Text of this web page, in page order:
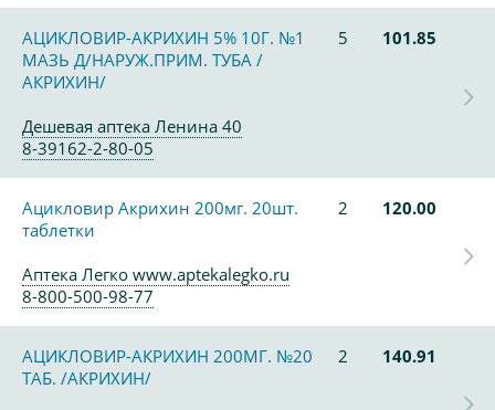
АЦИКЛОВИР-АКРИХИН 5% 10Г. №1
МАЗЬ Д/НАРУЖ.ПРИМ. ТУБА /
АКРИХИН/
5 101.85
Дешевая аптека Ленина 40
8-39162-2-80-05
Ацикловир Акрихин 200мг. 20шт.
таблетки
2 120.00
Аптека Легко www.aptekalegko.ru
8-800-500-98-77
АЦИКЛОВИР-АКРИХИН 200МГ. №20
ТАБ. /АКРИХИН/
2 140.91